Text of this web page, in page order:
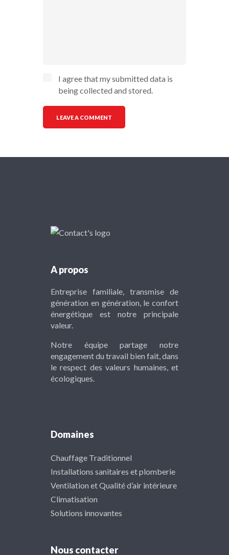
I agree that my submitted data is
being collected and stored.
A propos
Entreprise familiale, transmise de
génération en génération, le confort
énergétique est notre principale
valeur.
Notre équipe partage notre
engagement du travail bien fait, dans
le respect des valeurs humaines, et
écologiques.
Domaines
Chauffage Traditionnel
Installations sanitaires et plomberie
Ventilation et Qualité d’air intérieure
Climatisation
Solutions innovantes
Nous contacter